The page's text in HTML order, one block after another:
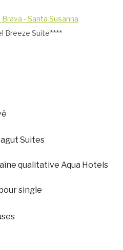
- Santa Susanna
Breeze Suite****
Suites
qualitative Aqua Hotels
single